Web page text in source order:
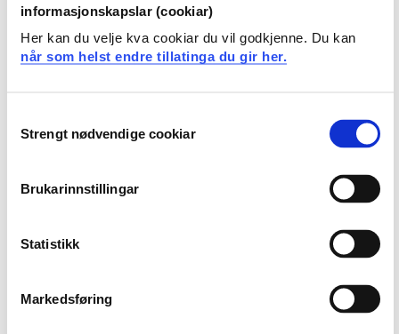
informasjonskapslar (cookiar)
Her kan du velje kva cookiar du vil godkjenne. Du kan
når som helst endre tillatinga du gir her.
Selection
Strengt nødvendige cookiar
Brukarinnstillingar
Statistikk
Markedsføring
2024-2025
Lærerens undervisningskompetanse i
matematikk
MAB801N Matematikk 1, emne 1 - Læraren
matematikk